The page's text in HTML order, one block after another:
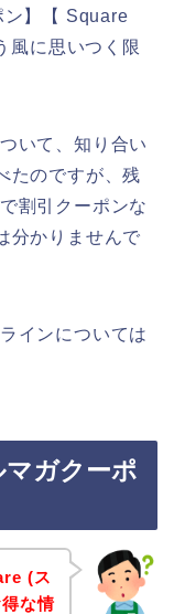
ン】【 Square
風に思いつく限
いて、知り合い
たのですが、残
割引クーポンな
分かりませんで
インについては
ガクーポ
(ス
な情